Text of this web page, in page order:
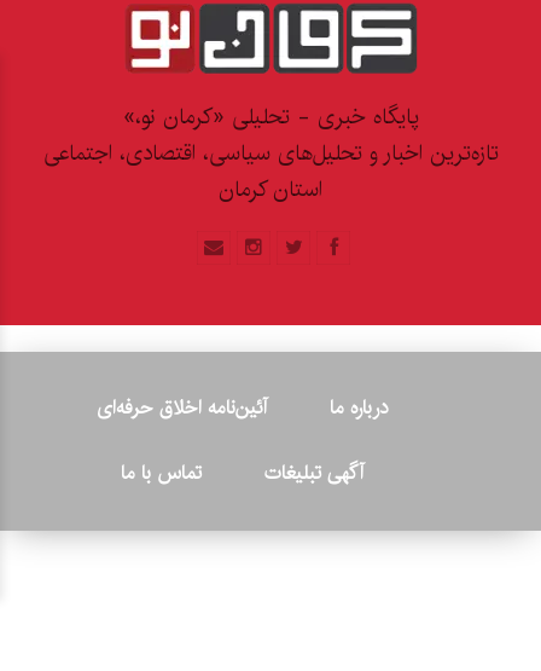
پایگاه خبری - تحلیلی «کرمان نو،»
تازه‌ترین اخبار و تحلیل‌های سیاسی، اقتصادی، اجتماعی
استان کرمان
درباره ما
آئین‌نامه اخلاق حرفه‌ای
آگهی تبلیغات
تماس با ما